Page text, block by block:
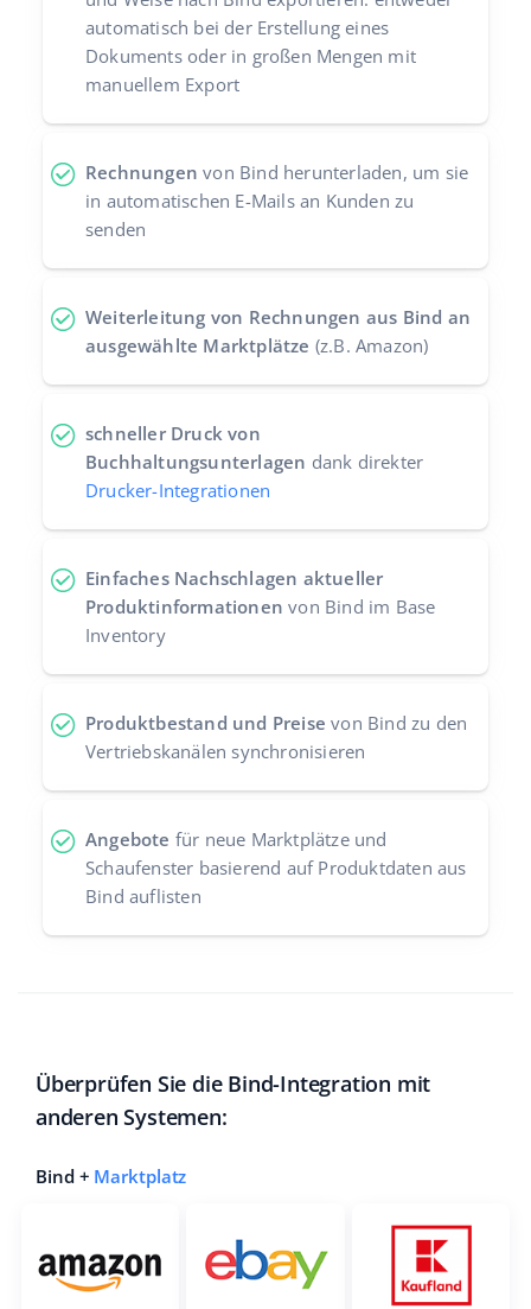
automatisch bei der Erstellung eines
Dokuments oder in großen Mengen mit
manuellem Export
Rechnungen von Bind herunterladen, um sie
in automatischen E-Mails an Kunden zu
senden
Weiterleitung von Rechnungen aus Bind an
ausgewählte Marktplätze (z.B. Amazon)
schneller Druck von
Buchhaltungsunterlagen dank direkter
Drucker-Integrationen
Einfaches Nachschlagen aktueller
Produktinformationenvon Bind im Base
Inventory
Produktbestand und Preisevon Bind zu den
Vertriebskanälen synchronisieren
Angebote für neue Marktplätze und
Schaufenster basierend auf Produktdaten aus
Bind auflisten
Überprüfen Sie die Bind-Integration mit
anderen Systemen:
Bind + Marktplatz